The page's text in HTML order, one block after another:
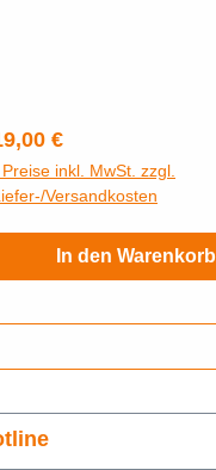
Preis:
€
inkl. MwSt. zzgl.
Versandkosten
In den Warenkorb